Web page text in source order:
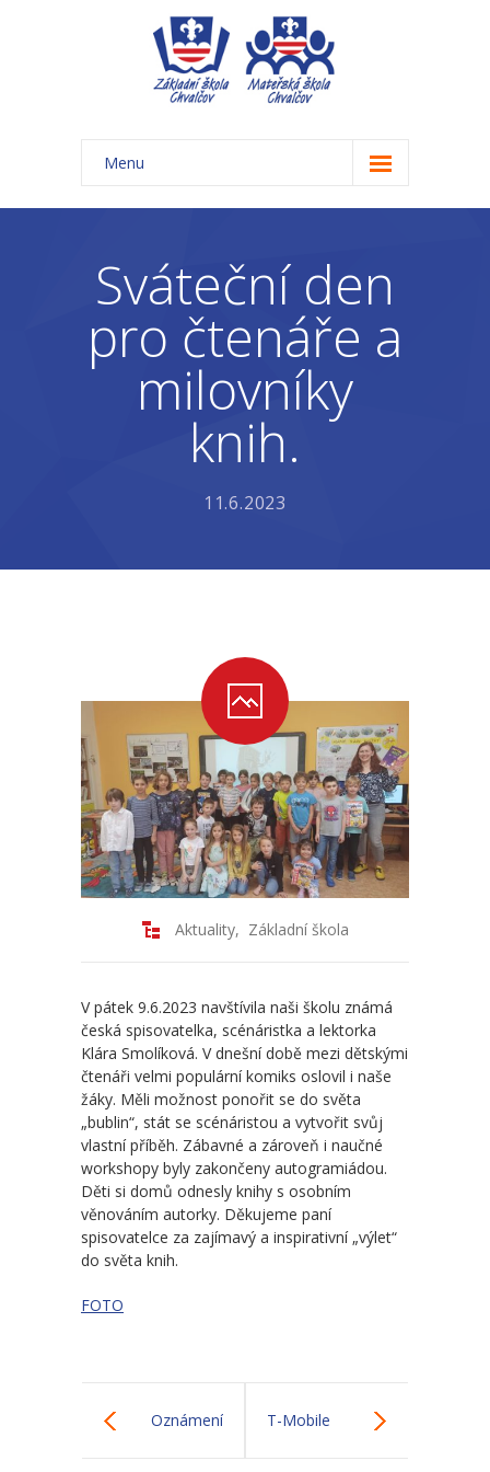
Menu
Úvod
-- Aktuality ZŠ
-- Třídy ZŠ
-- Organizace školního roku ZŠ
-- Časový rozvrh, přestávky
-- Školní vzdělávací program ZŠ
Mateřská škola
-- Aktuality MŠ
-- Uspořádání dne MŠ
-- Učitelé MŠ
-- Organizace školního roku MŠ
-- Zápis dětí do MŠ
-- Nadstandardní činnosti
-- Školní vzdělávací program MŠ
-- Fotogalerie MŠ
Školní družina
-- Aktuality a akce ŠD
-- Organizace školního roku ŠD
-- Vnitřní řád ŠD
-- Školní vzdělávací program ŠD
Sváteční den
pro čtenáře a
milovníky
knih.
11.6.2023
Aktuality, Základní škola
V pátek 9.6.2023 navštívila naši školu známá
česká spisovatelka, scénáristka a lektorka
Klára Smolíková. V dnešní době mezi dětskými
čtenáři velmi populární komiks oslovil i naše
žáky. Měli možnost ponořit se do světa
„bublin“, stát se scénáristou a vytvořit svůj
vlastní příběh. Zábavné a zároveň i naučné
workshopy byly zakončeny autogramiádou.
Děti si domů odnesly knihy s osobním
věnováním autorky. Děkujeme paní
spisovatelce za zajímavý a inspirativní „výlet“
do světa knih.
FOTO
Oznámení T-Mobile